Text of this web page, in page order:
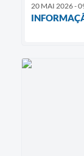
20 MAI 2026 -